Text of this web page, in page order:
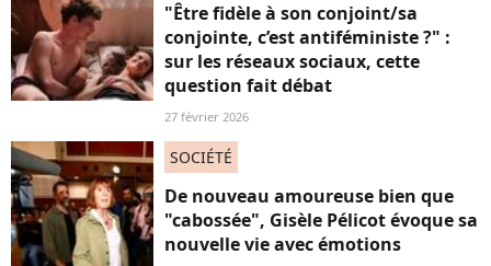
"Être fidèle à son conjoint/sa
conjointe, c’est antiféministe ?" :
sur les réseaux sociaux, cette
question fait débat
27 février 2026
SOCIÉTÉ
De nouveau amoureuse bien que
"cabossée", Gisèle Pélicot évoque sa
nouvelle vie avec émotions